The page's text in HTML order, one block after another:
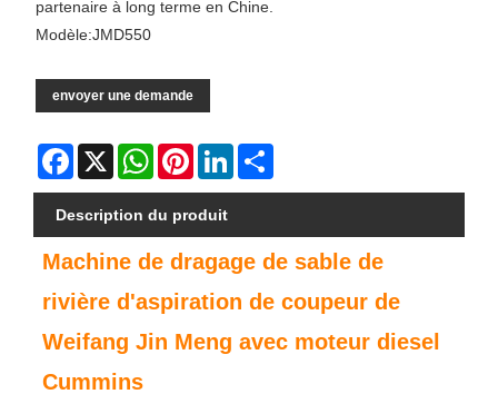
partenaire à long terme en Chine.
Modèle:JMD550
envoyer une demande
Facebook
X WhatsAppPinterestLinkedIn
Description du produit
Machine de dragage de sable de
rivière d'aspiration de coupeur de
Weifang Jin Meng avec moteur diesel
Cummins